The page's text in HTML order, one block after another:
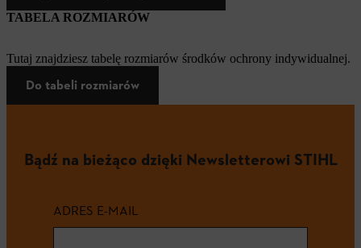
TABELA ROZMIARÓW
Tutaj znajdziesz tabelę rozmiarów środków ochrony indywidualnej.
Do tabeli rozmiarów
Bądź na bieżąco dzięki Newsletterowi STIHL
ADRES E-MAIL